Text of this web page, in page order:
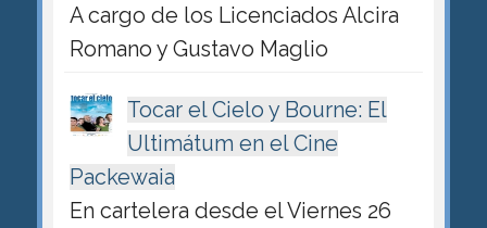
A cargo de los Licenciados Alcira
Romano y Gustavo Maglio
Tocar el Cielo y Bourne: El
Ultimátum en el Cine
Packewaia
En cartelera desde el Viernes 26